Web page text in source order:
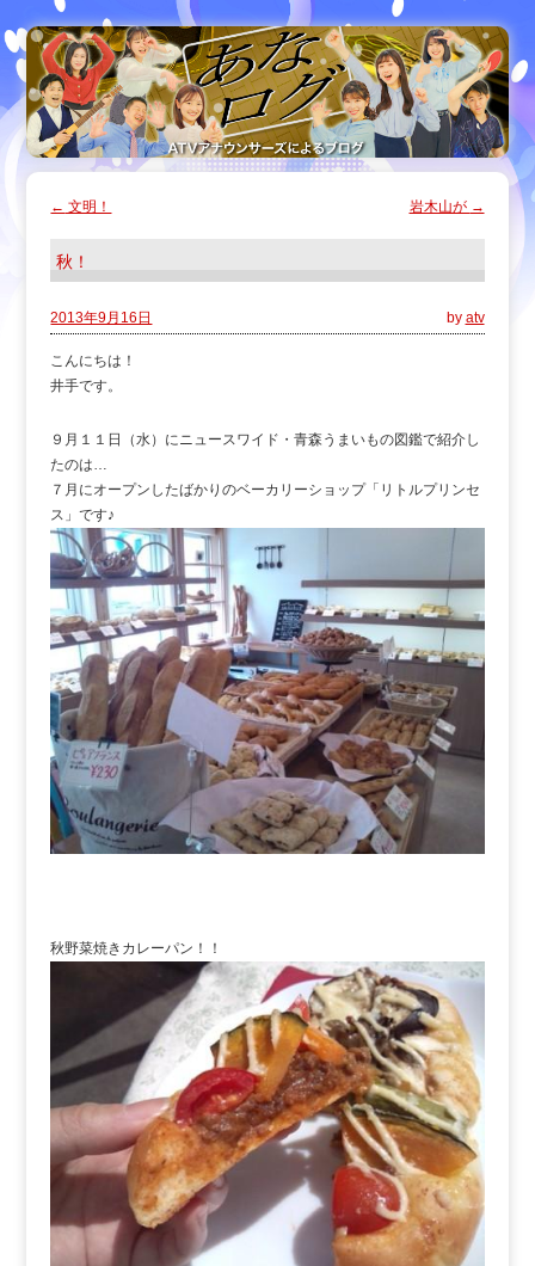
← 文明！ 岩木山が →
秋！
2013年9月16日 by atv
こんにちは！
井手です。
９月１１日（水）にニュースワイド・青森うまいもの図鑑で紹介し
たのは…
７月にオープンしたばかりのベーカリーショップ「リトルプリンセ
ス」です♪
秋野菜焼きカレーパン！！